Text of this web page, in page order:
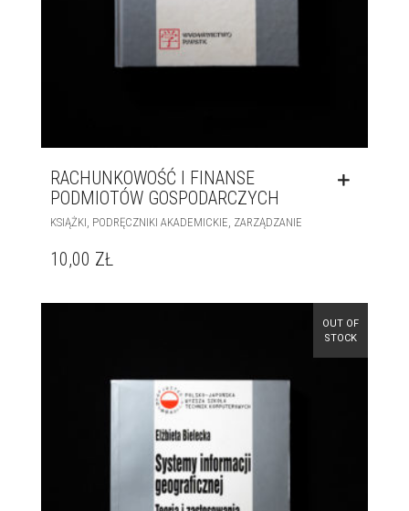
RACHUNKOWOŚĆ I FINANSE
PODMIOTÓW GOSPODARCZYCH
KSIĄŻKI PODRĘCZNIKI AKADEMICKIE ZARZĄDZANIE
10,00 ZŁ
OUT OF
STOCK